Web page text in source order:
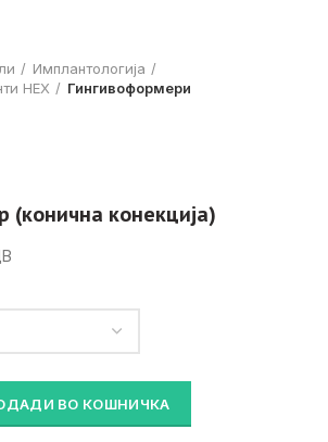
Имплантологија
HEX
Гингивоформери
(конична конекција)
ВО КОШНИЧКА